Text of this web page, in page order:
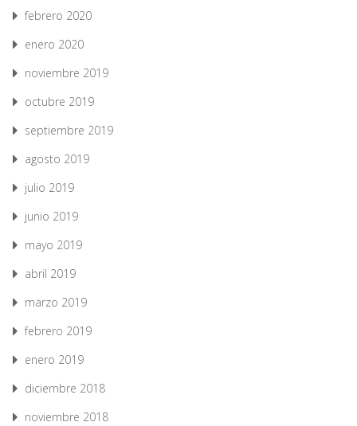
febrero 2020
enero 2020
noviembre 2019
octubre 2019
septiembre 2019
agosto 2019
julio 2019
junio 2019
mayo 2019
abril 2019
marzo 2019
febrero 2019
enero 2019
diciembre 2018
noviembre 2018